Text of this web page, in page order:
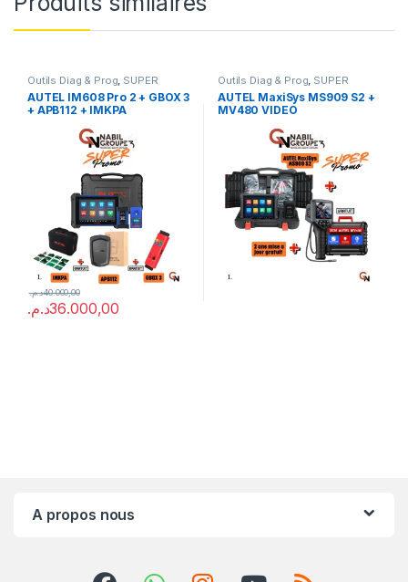
Outils Diag & Prog, SUPER
PROMO
AUTEL IM608 Pro 2 + GBOX 3
+ APB112 + IMKPA
36.000,00د.م.
40.000,00د.م.
Outils Diag & Prog, SUPER
PROMO
AUTEL MaxiSys MS909 S2 +
MV480 VIDEO
A propos nous